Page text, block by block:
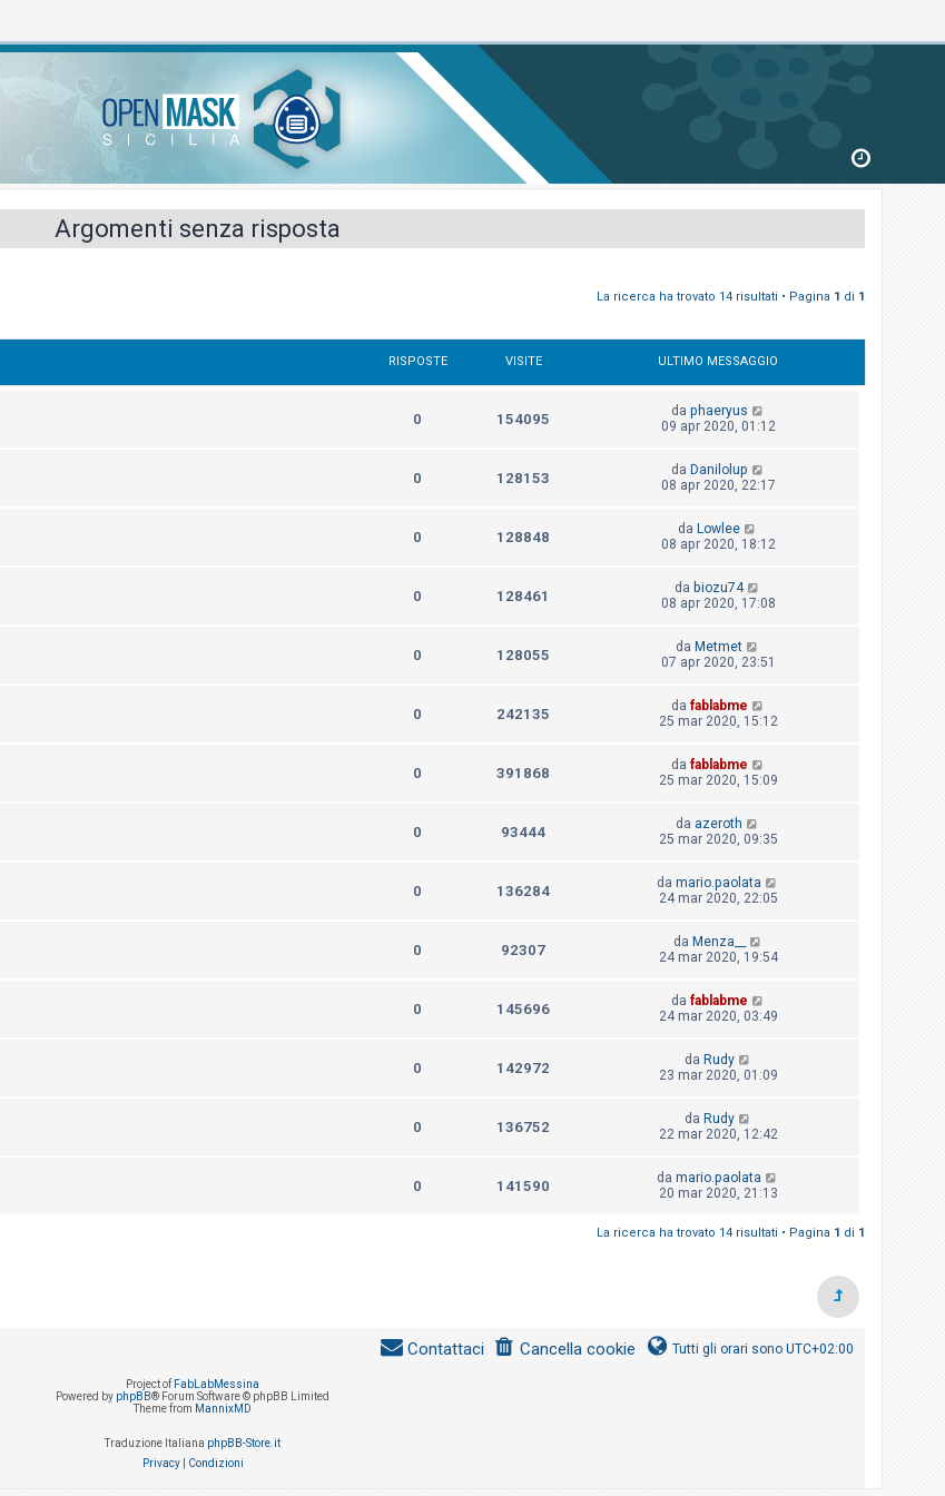
Argomenti senza risposta
La ricerca ha trovato 14 risultati • Pagina 1 di 1
RISPOSTE VISITE ULTIMO MESSAGGIO
0 154095 da phaeryus
09 apr 2020, 01:12
0 128153 da Danilolup
08 apr 2020, 22:17
0 128848 da Lowlee
08 apr 2020, 18:12
0 128461 da biozu74
08 apr 2020, 17:08
0 128055 da Metmet
07 apr 2020, 23:51
0 242135 da fablabme
25 mar 2020, 15:12
0 391868 da fablabme
25 mar 2020, 15:09
0 93444 da azeroth
25 mar 2020, 09:35
0 136284 damario.paolata
24 mar 2020, 22:05
0 92307 da Menza__
24 mar 2020, 19:54
0 145696 da fablabme
24 mar 2020, 03:49
0 142972 da Rudy
23 mar 2020, 01:09
0 136752 da Rudy
22 mar 2020, 12:42
0 141590 damario.paolata
20 mar 2020, 21:13
La ricerca ha trovato 14 risultati • Pagina 1 di 1
Tutti gli orari sono UTC+02:00
Cancella cookie
Contattaci
Project of FabLabMessina
Powered by phpBB® Forum Software © phpBB Limited
Theme from MannixMD
Traduzione Italiana phpBB-Store.it
Privacy| Condizioni